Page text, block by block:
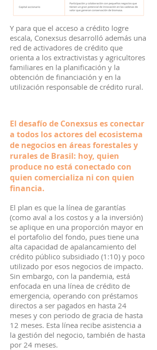
Y para que el acceso a crédito logre
escala, Conexsus desarrolló además una
red de activadores de crédito que
orienta a los extractivistas y agricultores
familiares en la planificación y la
obtención de financiación y en la
utilización responsable de crédito rural.
El desafío de Conexsus es conectar
a todos los actores del ecosistema
de negocios en áreas forestales y
rurales de Brasil: hoy, quien
produce no está conectado con
quien comercializa ni con quien
financia.
El plan es que la línea de garantías
(como aval a los costos y a la inversión)
se aplique en una proporción mayor en
el portafolio del fondo, pues tiene una
alta capacidad de apalancamiento del
crédito público subsidiado (1:10) y poco
utilizado por esos negocios de impacto.
Sin embargo, con la pandemia, está
enfocada en una línea de crédito de
emergencia, operando con préstamos
directos a ser pagados en hasta 24
meses y con periodo de gracia de hasta
12 meses. Esta línea recibe asistencia a
la gestión del negocio, también de hasta
por 24 meses.